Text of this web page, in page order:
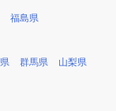
福島県
群馬県 山梨県